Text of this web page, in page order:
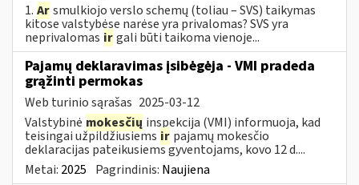
1. Arsmulkiojo verslo schemų (toliau – SVS) taikymas
kitose valstybėse narėse yra privalomas? SVS yra
neprivalomas irgali būti taikoma vienoje...
Pajamų deklaravimas įsibėgėja - VMI pradeda
grąžinti permokas
Web turinio sąrašas 2025-03-12
Valstybinė mokesčių inspekcija (VMI) informuoja, kad
teisingai užpildžiusiems ir pajamų mokesčio
deklaracijas pateikusiems gyventojams, kovo 12 d....
Metai: 2025 Pagrindinis: Naujiena